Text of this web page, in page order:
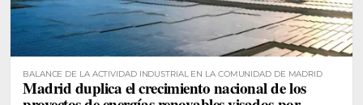
BALANCE DE LA ACTIVIDAD INDUSTRIAL EN LA COMUNIDAD DE MADRID
Madrid duplica el crecimiento nacional de los